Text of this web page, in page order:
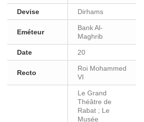
Devise Dirhams
Eméteur
Bank Al-
Maghrib
Date 20
Recto
Roi Mohammed
VI
Le Grand
Théâtre de
Rabat ; Le
Musée